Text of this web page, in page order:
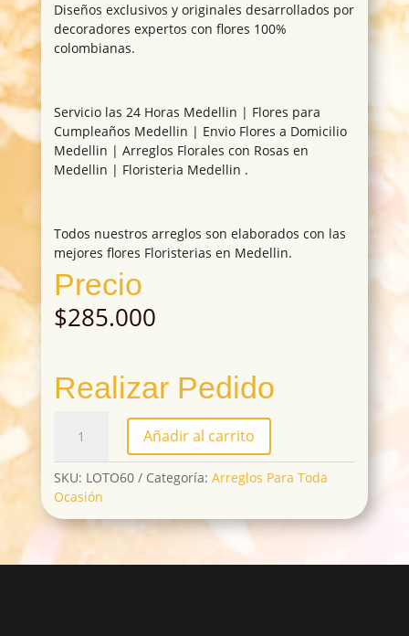
Diseños exclusivos y originales desarrollados por
decoradores expertos con flores 100%
colombianas.
Servicio las 24 Horas Medellin | Flores para
Cumpleaños Medellin | Envio Flores a Domicilio
Medellin | Arreglos Florales con Rosas en
Medellin | Floristeria Medellin .
Todos nuestros arreglos son elaborados con las
mejores flores Floristerias en Medellin.
Precio
$285.000
Realizar Pedido
cantidad
Añadir al carrito
SKU: LOTO60 Categoría: Arreglos Para Toda
Ocasión